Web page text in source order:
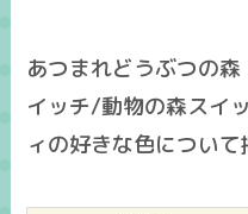
あつまれどうぶつの
イッチ/動物の森スイ
ィの好きな色について